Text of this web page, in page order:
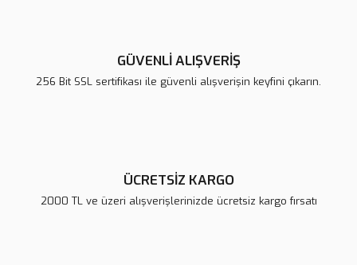
Ürün açıklamasında eksik bilgiler bulunuyor.
GÜVENLİ ALIŞVERİŞ
256 Bit SSL sertifikası ile güvenli alışverişin keyfini çıkarın.
ÜCRETSİZ KARGO
2000 TL ve üzeri alışverişlerinizde ücretsiz kargo fırsatı